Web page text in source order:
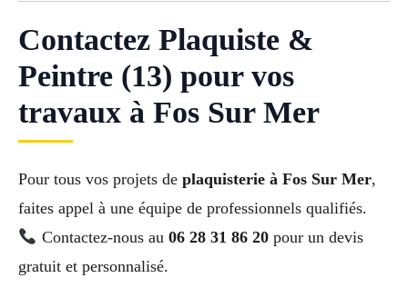
Contactez Plaquiste &
Peintre (13) pour vos
travaux à Fos Sur Mer
Pour tous vos projets de plaquisterie à Fos Sur Mer,
faites appel à une équipe de professionnels qualifiés.
Contactez-nous au 06 28 31 86 20pour un devis
gratuit et personnalisé.